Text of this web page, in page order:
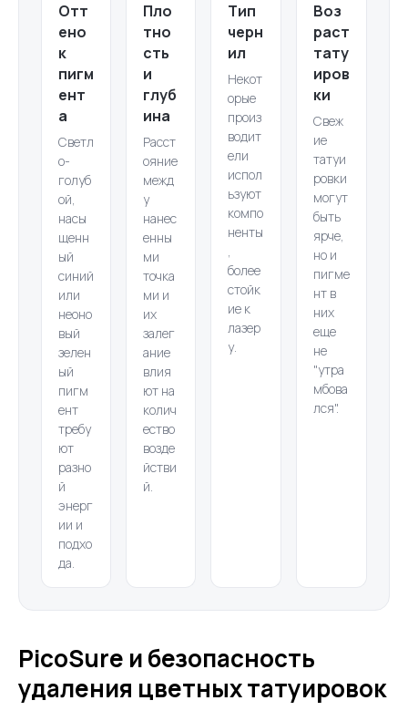
Отт
ено
к
пигм
ент
а
Светл
о-
голуб
ой,
насы
щенн
ый
синий
или
неоно
вый
зелен
ый
пигм
ент
требу
ют
разно
й
энерг
ии и
подхо
да.
Пло
тно
сть
и
глуб
ина
Расст
ояние
межд
у
нанес
енны
ми
точка
ми и
их
залег
ание
влия
ют на
колич
ество
возде
йстви
й.
Тип
черн
ил
Некот
орые
произ
водит
ели
испол
ьзуют
компо
ненты
,
более
стойк
ие к
лазер
у.
Воз
раст
тату
иров
ки
Свеж
ие
татуи
ровки
могут
быть
ярче,
но и
пигме
нт в
них
еще
не
"утра
мбова
лся".
PicoSure и безопасность
удаления цветных татуировок